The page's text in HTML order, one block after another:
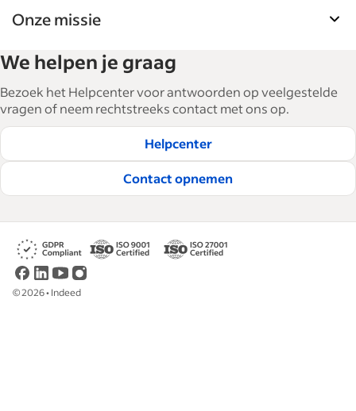
Onze missie
bedrijven bij het uitbreiden en managen van hun
personeel. Met meer dan 15.000 artikelen in 6
talen bieden we tactisch advies, tips en best
practices om bedrijven te helpen de beste
medewerkers te werven en te behouden.
Lees onze redactionele richtlijnen
We helpen je graag
Bezoek het Helpcenter voor antwoorden op veelgestelde
vragen of neem rechtstreeks contact met ons op.
Helpcenter
Contact opnemen
©2026• Indeed